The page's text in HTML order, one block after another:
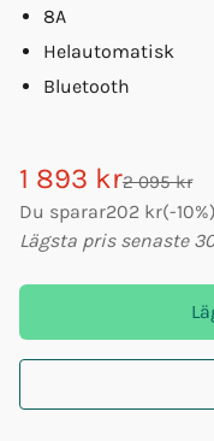
8A
Helautomatisk
Bluetooth
1 893 kr2 095 kr
Du sparar202 kr(-10%)
Lägsta pris senaste